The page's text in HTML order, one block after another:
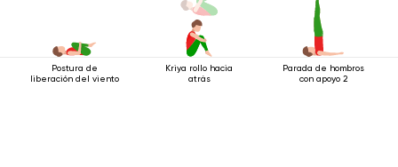
Postura de
liberación del viento
Kriya rollo hacia
atrás
Parada de hombros
con apoyo 2